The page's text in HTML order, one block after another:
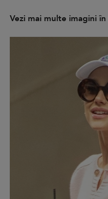
Vezi mai multe imagini în